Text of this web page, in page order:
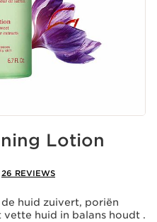
Lotion
26 REVIEWS
huid zuivert, poriën
huid in balans houdt .